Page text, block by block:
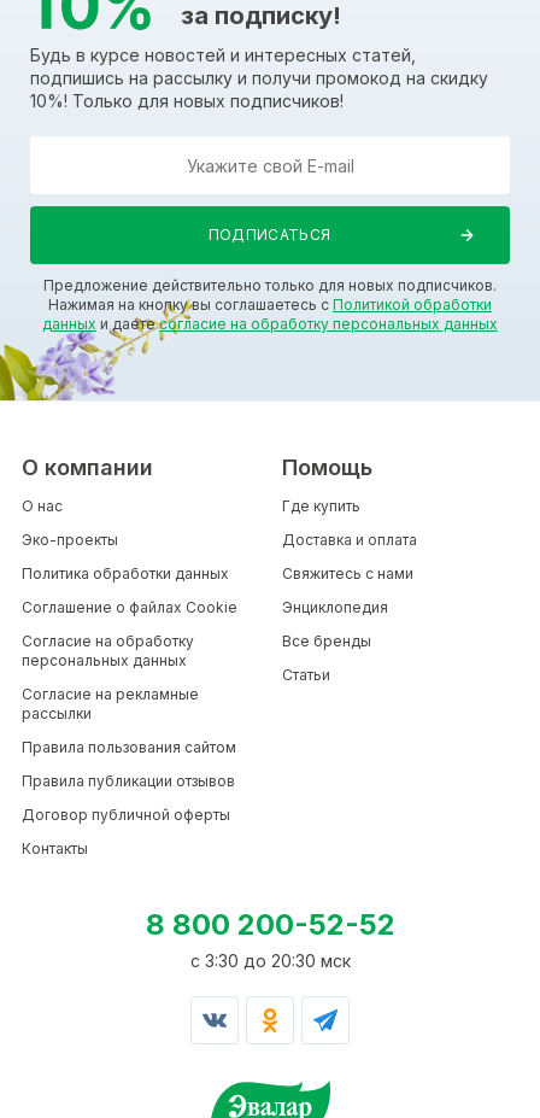
за подписку!
Будь в курсе новостей и интересных статей,
подпишись на рассылку и получи промокод на скидку
10%! Только для новых подписчиков!
Предложение действительно только для новых подписчиков.
Нажимая на кнопку вы соглашаетесь с Политикой обработки
данных и даетесогласие на обработку персональных данных
О компании
О нас
Эко-проекты
Политика обработки данных
Соглашение о файлах Cookie
Согласие на обработку
персональных данных
Согласие на рекламные
рассылки
Правила пользования сайтом
Правила публикации отзывов
Договор публичной оферты
Контакты
Помощь
Где купить
Доставка и оплата
Свяжитесь с нами
Энциклопедия
Все бренды
Статьи
8 800 200-52-52
c 3:30 до 20:30 мск